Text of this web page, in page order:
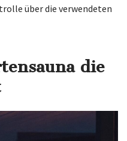
über die verwendeten
die